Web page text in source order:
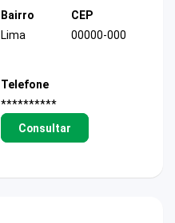
Bairro
Lima
CEP
00000-000
Telefone
**********
Consultar